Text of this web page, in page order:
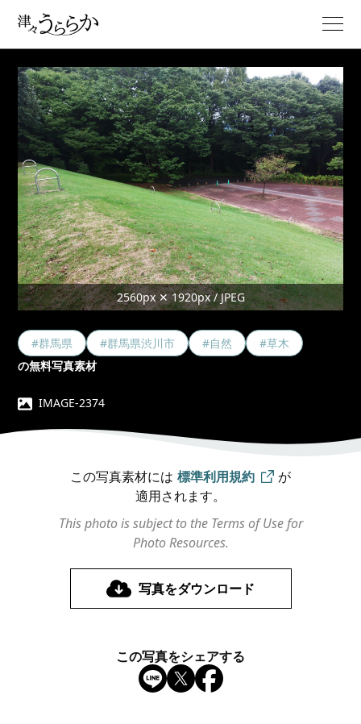
2560px ✕ 1920px / JPEG
#群馬県 #群馬県渋川市 #自然
#草木
の無料写真素材
IMAGE-2374
この写真素材には 標準利用規約
が
適用されます。
This photo is subject to the Terms of Use for
Photo Resources.
写真をダウンロード
この写真をシェアする